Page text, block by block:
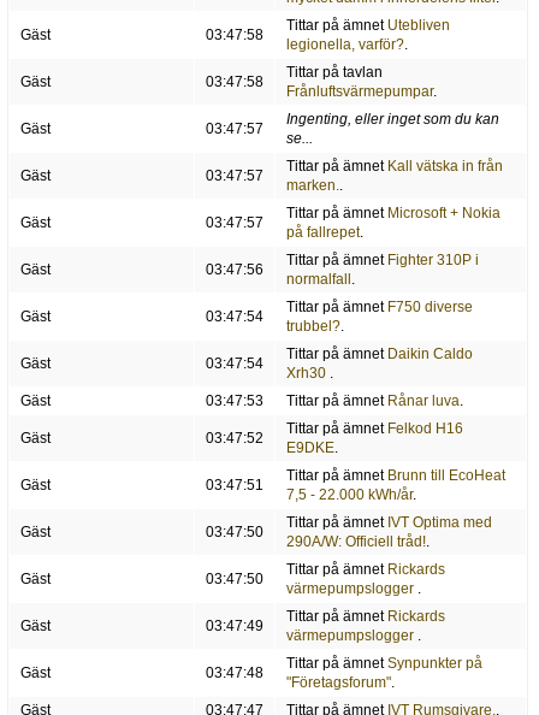
Gäst 03:47:58
Tittar på ämnet Utebliven
legionella, varför?.
Gäst 03:47:58
Tittar på tavlan
Frånluftsvärmepumpar.
Gäst 03:47:57
Ingenting, eller inget som du kan
se...
Gäst 03:47:57
Tittar på ämnet Kall vätska in från
marken..
Gäst 03:47:57
Tittar på ämnet Microsoft + Nokia
på fallrepet.
Gäst 03:47:56
Tittar på ämnet Fighter 310P i
normalfall .
Gäst 03:47:54
Tittar på ämnet F750 diverse
trubbel?.
Gäst 03:47:54
Tittar på ämnet Daikin Caldo
Xrh30 .
Gäst
03:47:53 Tittar på ämnet Rånar luva.
Gäst 03:47:52
Tittar på ämnet Felkod H16
E9DKE.
Gäst 03:47:51
Tittar på ämnet Brunn till EcoHeat
7,5 - 22.000 kWh/år.
Gäst 03:47:50
Tittar på ämnet IVT Optima med
290A/W: Officiell tråd!.
Gäst 03:47:50
Tittar på ämnet Rickards
värmepumpslogger .
Gäst 03:47:49
Tittar på ämnet Rickards
värmepumpslogger .
Gäst 03:47:48
Tittar på ämnetSynpunkter på
"Företagsforum".
Gäst
03:47:47 Tittar på ämnet IVT Rumsgivare..